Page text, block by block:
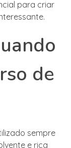
para criar
de
sempre
e rica